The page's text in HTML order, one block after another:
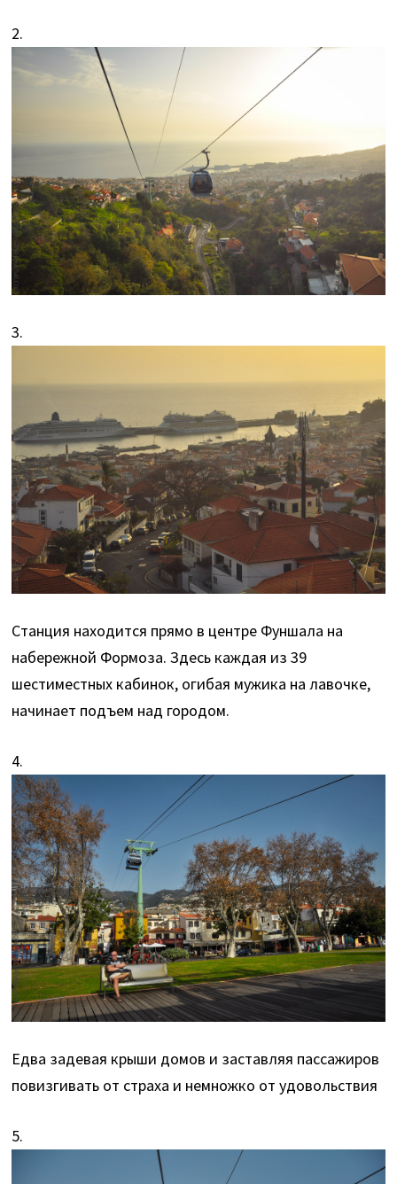
2.
3.
Станция находится прямо в центре Фуншала на
набережной Формоза. Здесь каждая из 39
шестиместных кабинок, огибая мужика на лавочке,
начинает подъем над городом.
4.
Едва задевая крыши домов и заставляя пассажиров
повизгивать от страха и немножко от удовольствия
5.